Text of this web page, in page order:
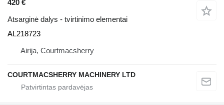
420 €
Atsarginė dalys - tvirtinimo elementai
AL218723
Airija, Courtmacsherry
COURTMACSHERRY MACHINERY LTD